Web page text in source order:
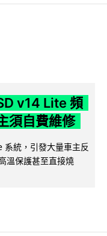
v14 Lite 頻
須自費維修
系統，引發大量車主反
溫保護甚至直接燒